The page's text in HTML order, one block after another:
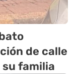
de calle
su familia